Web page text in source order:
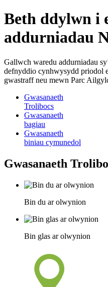
Beth ddylwn i
addurniadau
Gallwch waredu addurniadau
defnyddio cynhwysydd priodol
gwastraff neu mewn Parc
Gwasanaeth
Trolibocs
Gwasanaeth
bagiau
Gwasanaeth
biniau cymunedol
Gwasanaeth
Bin du ar olwynion
Bin glas ar olwynion